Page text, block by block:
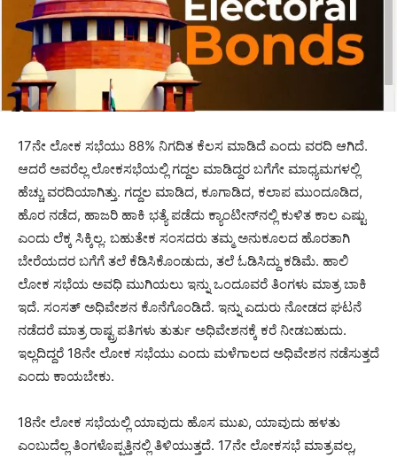
17ನೇ ಲೋಕ ಸಭೆಯು 88% ನಿಗದಿತ ಕೆಲಸ ಮಾಡಿದೆ ಎಂದು ವರದಿ ಆಗಿದೆ.
ಆದರೆ ಅವರೆಲ್ಲ ಲೋಕಸಭೆಯಲ್ಲಿ ಗದ್ದಲ ಮಾಡಿದ್ದರ ಬಗೆಗೇ ಮಾಧ್ಯಮಗಳಲ್ಲಿ
ಹೆಚ್ಚು ವರದಿಯಾಗಿತ್ತು. ಗದ್ದಲ ಮಾಡಿದ, ಕೂಗಾಡಿದ, ಕಲಾಪ ಮುಂದೂಡಿದ,
ಹೊರ ನಡೆದ, ಹಾಜರಿ ಹಾಕಿ ಭತ್ಯೆ ಪಡೆದು ಕ್ಯಾಂಟೀನ್‍ನಲ್ಲಿ ಕುಳಿತ ಕಾಲ ಎಷ್ಟು
ಎಂದು ಲೆಕ್ಕ ಸಿಕ್ಕಿಲ್ಲ. ಬಹುತೇಕ ಸಂಸದರು ತಮ್ಮ ಅನುಕೂಲದ ಹೊರತಾಗಿ
ಬೇರೆಯದರ ಬಗೆಗೆ ತಲೆ ಕೆಡಿಸಿಕೊಂಡುದು, ತಲೆ ಓಡಿಸಿದ್ದು ಕಡಿಮೆ. ಹಾಲಿ
ಲೋಕ ಸಭೆಯ ಅವಧಿ ಮುಗಿಯಲು ಇನ್ನು ಒಂದೂವರೆ ತಿಂಗಳು ಮಾತ್ರ ಬಾಕಿ
ಇದೆ. ಸಂಸತ್ ಅಧಿವೇಶನ ಕೊನೆಗೊಂಡಿದೆ. ಇನ್ನು ಎದುರು ನೋಡದ ಘಟನೆ
ನಡೆದರೆ ಮಾತ್ರ ರಾಷ್ಟ್ರಪತಿಗಳು ತುರ್ತು ಅಧಿವೇಶನಕ್ಕೆ ಕರೆ ನೀಡಬಹುದು.
ಇಲ್ಲದಿದ್ದರೆ 18ನೇ ಲೋಕ ಸಭೆಯು ಎಂದು ಮಳೆಗಾಲದ ಅಧಿವೇಶನ ನಡೆಸುತ್ತದೆ
ಎಂದು ಕಾಯಬೇಕು.
18ನೇ ಲೋಕ ಸಭೆಯಲ್ಲಿ ಯಾವುದು ಹೊಸ ಮುಖ, ಯಾವುದು ಹಳತು
ಎಂಬುದೆಲ್ಲ ತಿಂಗಳೊಪ್ಪತ್ತಿನಲ್ಲಿ ತಿಳಿಯುತ್ತದೆ. 17ನೇ ಲೋಕಸಭೆ ಮಾತ್ರವಲ್ಲ,